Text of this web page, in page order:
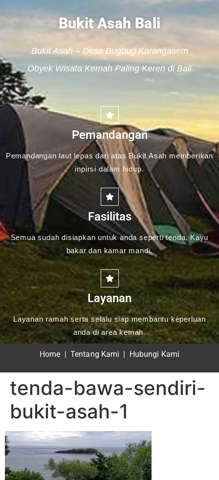
Bukit Asah Bali
Bukit Asah – Desa Bugbug Karangasem
Obyek Wisata Kemah Paling Keren di Bali
Pemandangan
Pemandangan laut lepas dari atas Bukit Asah memberikan
inpirsi dalam hidup.
Fasilitas
Semua sudah disiapkan untuk anda seperti tenda, Kayu
bakar dan kamar mandi.
Layanan
Layanan ramah serta selalu siap membantu keperluan
anda di area kemah.
Home Tentang Kami Hubungi Kami
tenda-bawa-sendiri-
bukit-asah-1